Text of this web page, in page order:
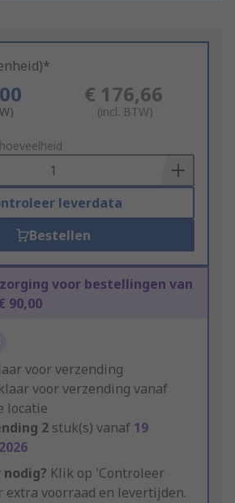
€ 176,66
(incl. BTW)
leverdata
Bestellen
voor bestellingen van
90,00
voor verzending
voor verzending vanaf
locatie
2 stuk(s) vanaf 19
Klik op 'Controleer
extra voorraad en levertijden.